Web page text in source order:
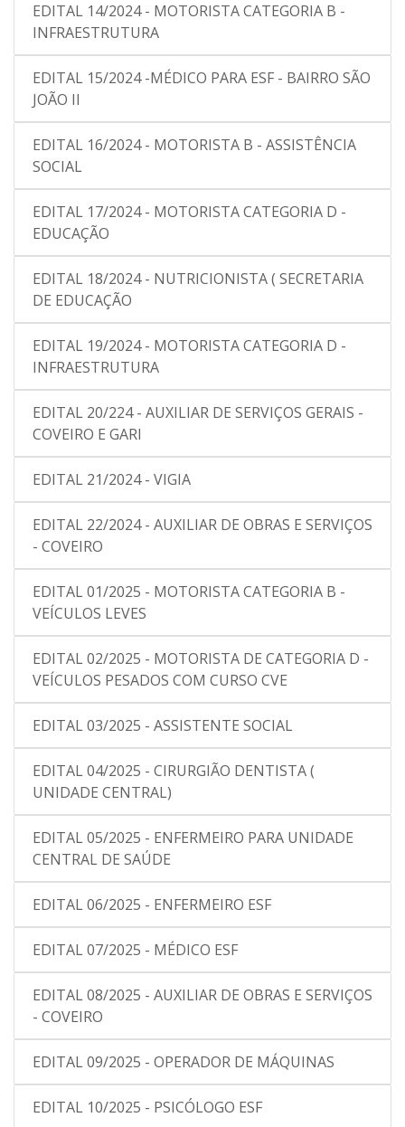
EDITAL 14/2024 - MOTORISTA CATEGORIA B -
INFRAESTRUTURA
EDITAL 15/2024 -MÉDICO PARA ESF - BAIRRO SÃO
JOÃO II
EDITAL 16/2024 - MOTORISTA B - ASSISTÊNCIA
SOCIAL
EDITAL 17/2024 - MOTORISTA CATEGORIA D -
EDUCAÇÃO
EDITAL 18/2024 - NUTRICIONISTA ( SECRETARIA
DE EDUCAÇÃO
EDITAL 19/2024 - MOTORISTA CATEGORIA D -
INFRAESTRUTURA
EDITAL 20/224 - AUXILIAR DE SERVIÇOS GERAIS -
COVEIRO E GARI
EDITAL 21/2024 - VIGIA
EDITAL 22/2024 - AUXILIAR DE OBRAS E SERVIÇOS
- COVEIRO
EDITAL 01/2025 - MOTORISTA CATEGORIA B -
VEÍCULOS LEVES
EDITAL 02/2025 - MOTORISTA DE CATEGORIA D -
VEÍCULOS PESADOS COM CURSO CVE
EDITAL 03/2025 - ASSISTENTE SOCIAL
EDITAL 04/2025 - CIRURGIÃO DENTISTA (
UNIDADE CENTRAL)
EDITAL 05/2025 - ENFERMEIRO PARA UNIDADE
CENTRAL DE SAÚDE
EDITAL 06/2025 - ENFERMEIRO ESF
EDITAL 07/2025 - MÉDICO ESF
EDITAL 08/2025 - AUXILIAR DE OBRAS E SERVIÇOS
- COVEIRO
EDITAL 09/2025 - OPERADOR DE MÁQUINAS
EDITAL 10/2025 - PSICÓLOGO ESF